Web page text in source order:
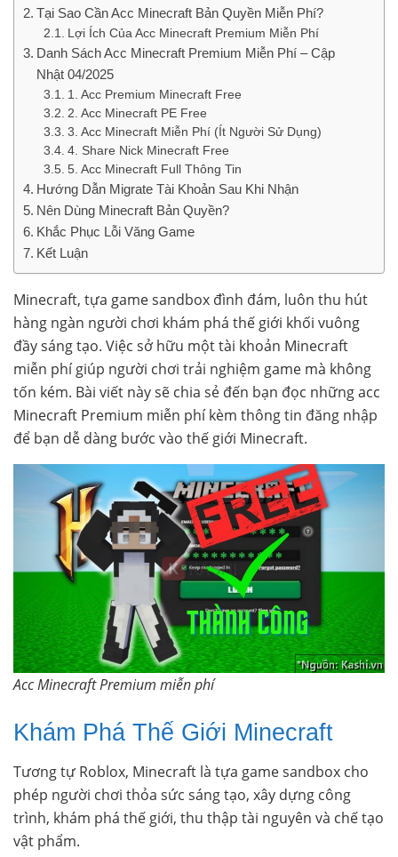
Tại Sao Cần Acc Minecraft Bản Quyền Miễn Phí?
Lợi Ích Của Acc Minecraft Premium Miễn Phí
Danh Sách Acc Minecraft Premium Miễn Phí – Cập
Nhật 04/2025
1. Acc Premium Minecraft Free
2. Acc Minecraft PE Free
3. Acc Minecraft Miễn Phí (Ít Người Sử Dụng)
4. Share Nick Minecraft Free
5. Acc Minecraft Full Thông Tin
Hướng Dẫn Migrate Tài Khoản Sau Khi Nhận
Nên Dùng Minecraft Bản Quyền?
Khắc Phục Lỗi Văng Game
Kết Luận
Minecraft, tựa game sandbox đình đám, luôn thu hút
hàng ngàn người chơi khám phá thế giới khối vuông
đầy sáng tạo. Việc sở hữu một tài khoản Minecraft
miễn phí giúp người chơi trải nghiệm game mà không
tốn kém. Bài viết này sẽ chia sẻ đến bạn đọc những acc
Minecraft Premium miễn phí kèm thông tin đăng nhập
để bạn dễ dàng bước vào thế giới Minecraft.
Acc Minecraft Premium miễn phí
Khám Phá Thế Giới Minecraft
Tương tự Roblox, Minecraft là tựa game sandbox cho
phép người chơi thỏa sức sáng tạo, xây dựng công
trình, khám phá thế giới, thu thập tài nguyên và chế tạo
vật phẩm.